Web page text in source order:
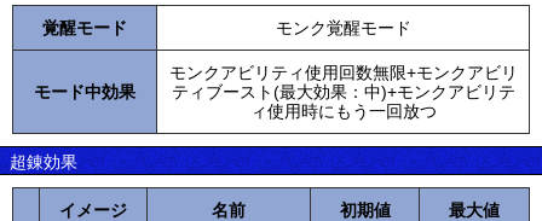
覚醒モード モンク覚醒モード
モード中効果
モンクアビリティ使用回数無限+モンクアビリ
ティブースト(最大効果：中)+モンクアビリテ
ィ使用時にもう一回放つ
超錬効果
イメージ 名前 初期値 最大値